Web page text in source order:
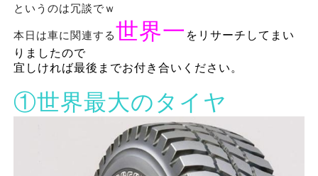
というのは冗談でｗ
本日は車に関連する世界一 をリサーチしてまい
りましたので
宜しければ最後までお付き合いください。
①世界最大のタイヤ